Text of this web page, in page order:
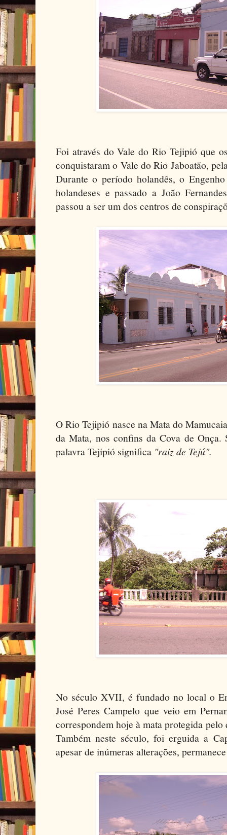
Foi através do Vale do Rio Tejipió que
conquistaram o Vale do Rio Jaboatão,
Durante o período holandês, o
holandeses e passado a João
passou a ser um dos centros de
O Rio Tejipió nasce na Mata do
da Mata, nos confins da Cova de Onça.
palavra Tejipió significa "raiz de Tejú".
No século XVII, é fundado no local o
José Peres Campelo que veio em
correspondem hoje à mata protegida
Também neste século, foi erguida a
apesar de inúmeras alterações,